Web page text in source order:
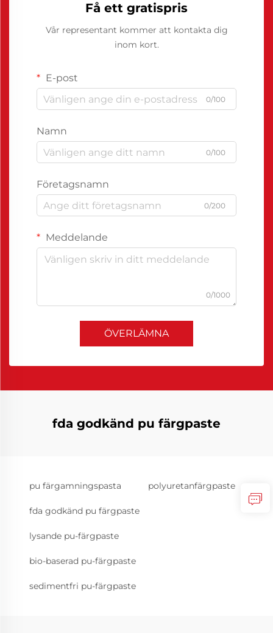
Få ett gratispris
Vår representant kommer att kontakta dig
inom kort.
E-post
0/100
Namn
0/100
Företagsnamn
0/200
Meddelande
0/1000
ÖVERLÄMNA
fda godkänd pu färgpaste
pu färgamningspasta polyuretanfärgpaste
fda godkänd pu färgpaste
lysande pu-färgpaste
bio-baserad pu-färgpaste
sedimentfri pu-färgpaste